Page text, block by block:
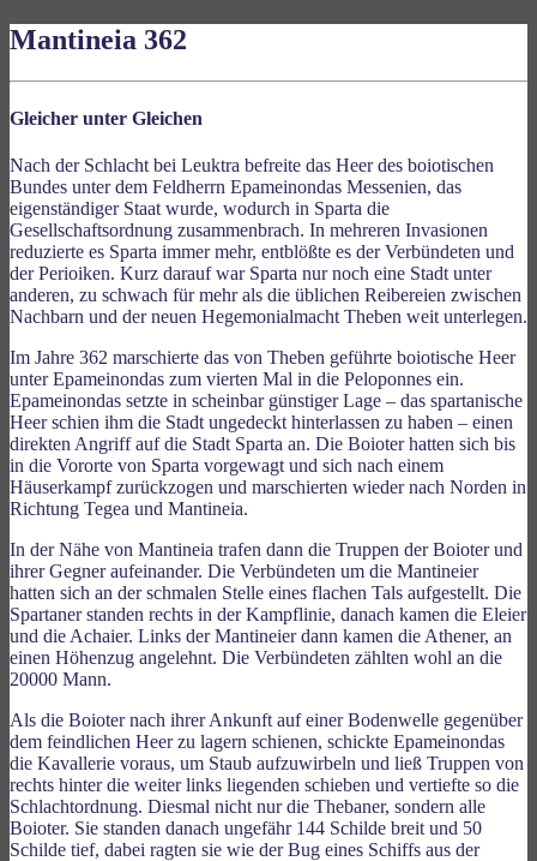
Mantineia 362
Gleicher unter Gleichen
Nach der Schlacht bei Leuktra befreite das Heer des boiotischen
Bundes unter dem Feldherrn Epameinondas Messenien, das
eigenständiger Staat wurde, wodurch in Sparta die
Gesellschaftsordnung zusammenbrach. In mehreren Invasionen
reduzierte es Sparta immer mehr, entblößte es der Verbündeten und
der Perioiken. Kurz darauf war Sparta nur noch eine Stadt unter
anderen, zu schwach für mehr als die üblichen Reibereien zwischen
Nachbarn und der neuen Hegemonialmacht Theben weit unterlegen.
Im Jahre 362 marschierte das von Theben geführte boiotische Heer
unter Epameinondas zum vierten Mal in die Peloponnes ein.
Epameinondas setzte in scheinbar günstiger Lage – das spartanische
Heer schien ihm die Stadt ungedeckt hinterlassen zu haben – einen
direkten Angriff auf die Stadt Sparta an. Die Boioter hatten sich bis
in die Vororte von Sparta vorgewagt und sich nach einem
Häuserkampf zurückzogen und marschierten wieder nach Norden in
Richtung Tegea und Mantineia.
In der Nähe von Mantineia trafen dann die Truppen der Boioter und
ihrer Gegner aufeinander. Die Verbündeten um die Mantineier
hatten sich an der schmalen Stelle eines flachen Tals aufgestellt. Die
Spartaner standen rechts in der Kampflinie, danach kamen die Eleier
und die Achaier. Links der Mantineier dann kamen die Athener, an
einen Höhenzug angelehnt. Die Verbündeten zählten wohl an die
20000 Mann.
Als die Boioter nach ihrer Ankunft auf einer Bodenwelle gegenüber
dem feindlichen Heer zu lagern schienen, schickte Epameinondas
die Kavallerie voraus, um Staub aufzuwirbeln und ließ Truppen von
rechts hinter die weiter links liegenden schieben und vertiefte so die
Schlachtordnung. Diesmal nicht nur die Thebaner, sondern alle
Boioter. Sie standen danach ungefähr 144 Schilde breit und 50
Schilde tief, dabei ragten sie wie der Bug eines Schiffs aus der